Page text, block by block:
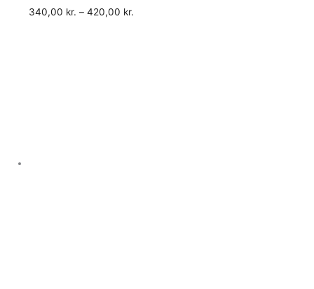
340,00 kr. – 420,00 kr.